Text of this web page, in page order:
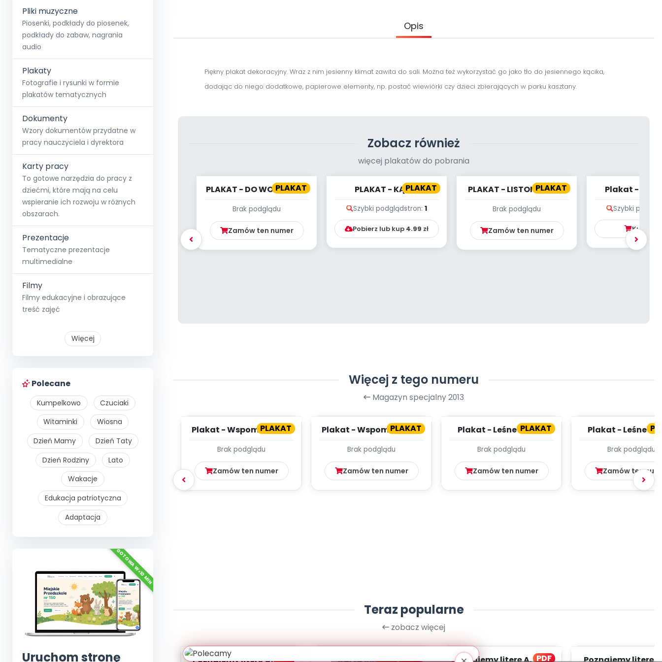
Pliki muzyczne
Piosenki, podkłady do piosenek,
podkłady do zabaw, nagrania
audio
Plakaty
Fotografie i rysunki w formie
plakatów tematycznych
Dokumenty
Wzory dokumentów przydatne w
pracy nauczyciela i dyrektora
Karty pracy
To gotowe narzędzia do pracy z
dziećmi, które mają na celu
wspieranie ich rozwoju w różnych
obszarach.
Prezentacje
Tematyczne prezentacje
multimedialne
Filmy
Filmy edukacyjne i obrazujące
treść zajęć
Więcej
Polecane
Kumpelkowo
Czuciaki
Witaminki
Wiosna
Dzień Mamy
Dzień Taty
Dzień Rodziny
Lato
Wakacje
Edukacja patriotyczna
Adaptacja
Uruchom stronę
Opis
Piękny plakat dekoracyjny. Wraz z nim jesienny klimat zawita do sali. Można też wykorzystać go jako tło do jesiennego kącika,
dodając do niego dodatkowe, papierowe elementy, np. postać wiewiórki czy dzieci zbierających w parku kasztany.
Zobacz również
więcej plakatów do pobrania
PLAKAT
PLAKAT - DO WODOPOJU
Brak podglądu
Zamów ten numer
PLAKAT
PLAKAT - KĄCIK
WIDZĘ? CO SŁYSZĘ?
WRZES...
Szybki podglądstron: 1
Pobierz lub kup 4.99 zł
PLAKAT
PLAKAT - LISTONOSZ NA
Brak podglądu
Zamów ten numer
Plakat -
Szybki
Kup
Więcej z tego numeru
Magazyn specjalny 2013
PLAKAT
Plakat - Wspomnienia z
Brak podglądu
Zamów ten numer
PLAKAT
Plakat - Wspomnienia z
Brak podglądu
Zamów ten numer
PLAKAT
Plakat - Leśne owoce
Brak podglądu
Zamów ten numer
Plakat - Leśne
Brak podglądu
Zamów ten
Teraz popularne
zobacz więcej
PDF bliżej MAX PDF